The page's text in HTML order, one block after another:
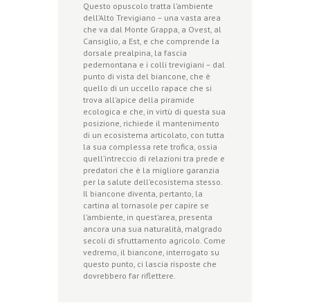
Questo opuscolo tratta l’ambiente
dell’Alto Trevigiano – una vasta area
che va dal Monte Grappa, a Ovest, al
Cansiglio, a Est, e che comprende la
dorsale prealpina, la fascia
pedemontana e i colli trevigiani – dal
punto di vista del biancone, che è
quello di un uccello rapace che si
trova all’apice della piramide
ecologica e che, in virtù di questa sua
posizione, richiede il mantenimento
di un ecosistema articolato, con tutta
la sua complessa rete trofica, ossia
quell’intreccio di relazioni tra prede e
predatori che è la migliore garanzia
per la salute dell’ecosistema stesso.
Il biancone diventa, pertanto, la
cartina al tornasole per capire se
l’ambiente, in quest’area, presenta
ancora una sua naturalità, malgrado
secoli di sfruttamento agricolo. Come
vedremo, il biancone, interrogato su
questo punto, ci lascia risposte che
dovrebbero far riflettere.